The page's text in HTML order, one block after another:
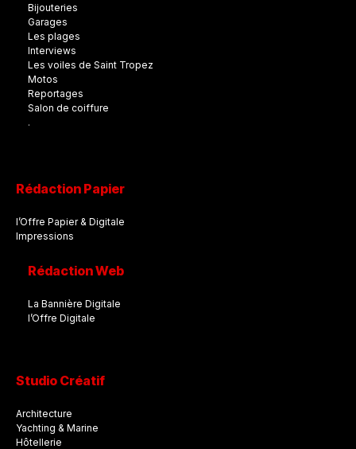
Bijouteries
Garages
Les plages
Interviews
Les voiles de Saint Tropez
Motos
Reportages
Salon de coiffure
.
Rédaction Papier
l’Offre Papier & Digitale
Impressions
Rédaction Web
La Bannière Digitale
l’Offre Digitale
Studio Créatif
Architecture
Yachting & Marine
Hôtellerie